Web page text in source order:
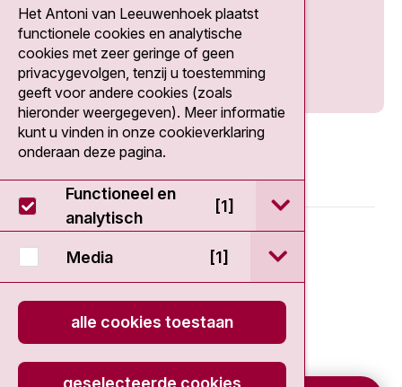
Social media
© 2026 - Antoni van Leeuwenhoek
Privacy statement
Cookieverklaring
Het Antoni van Leeuwenhoek plaatst
functionele cookies en analytische
cookies met zeer geringe of geen
privacygevolgen, tenzij u toestemming
geeft voor andere cookies (zoals
hieronder weergegeven). Meer informatie
kunt u vinden in onze cookieverklaring
onderaan deze pagina.
Functioneel en
analytisch
[1] open / sluit
Media [1] open / sluit
alle cookies toestaan
geselecteerde cookies